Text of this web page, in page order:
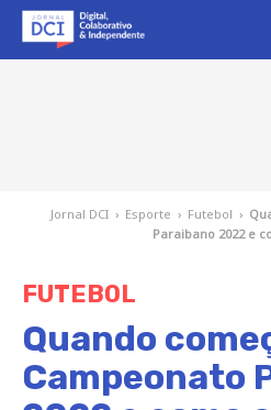
Jornal DCI › Esporte › Futebol ›
Paraibano 2022 e
FUTEBOL
Quando
Campeonato